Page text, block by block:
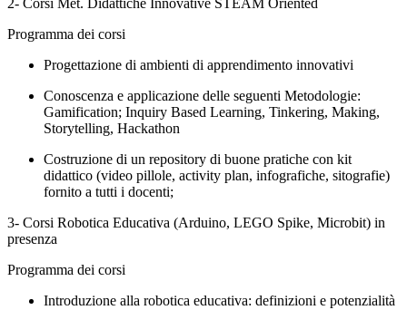
2- Corsi Met. Didattiche Innovative STEAM Oriented
Programma dei corsi
Progettazione di ambienti di apprendimento innovativi
Conoscenza e applicazione delle seguenti Metodologie:
Gamification; Inquiry Based Learning, Tinkering, Making,
Storytelling, Hackathon
Costruzione di un repository di buone pratiche con kit
didattico (video pillole, activity plan, infografiche, sitografie)
fornito a tutti i docenti;
3- Corsi Robotica Educativa (Arduino, LEGO Spike, Microbit) in
presenza
Programma dei corsi
Introduzione alla robotica educativa: definizioni e potenzialità